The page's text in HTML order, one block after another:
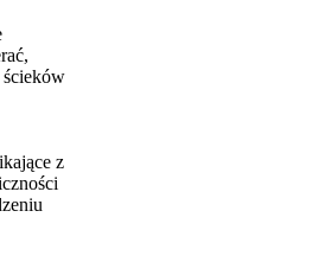
ścieków
z